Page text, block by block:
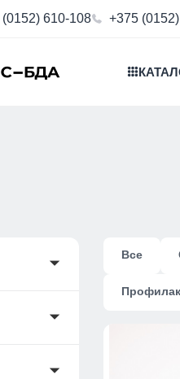
610-108 +375
🞃
🞃
🞃
Все